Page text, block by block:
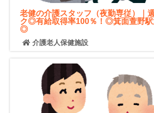
老健の介護スタッフ（夜勤専従）｜
ク◎有給取得率100％！◎箕面萱野
◎
介護老人保健施設